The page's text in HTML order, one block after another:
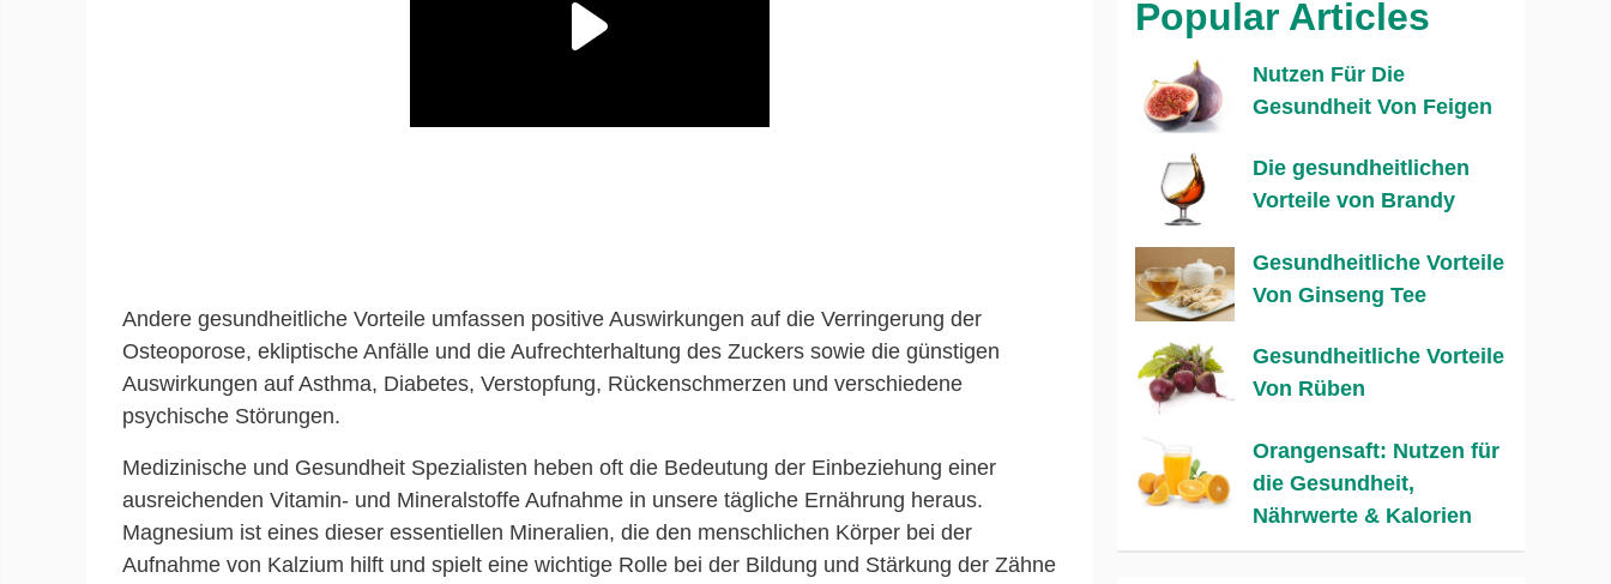
Andere gesundheitliche Vorteile umfassen positive Auswirkungen auf die Verringerung der
Osteoporose, ekliptische Anfälle und die Aufrechterhaltung des Zuckers sowie die günstigen
Auswirkungen auf Asthma, Diabetes, Verstopfung, Rückenschmerzen und verschiedene
psychische Störungen.
Medizinische und Gesundheit Spezialisten heben oft die Bedeutung der Einbeziehung einer
ausreichenden Vitamin- und Mineralstoffe Aufnahme in unsere tägliche Ernährung heraus.
Magnesium ist eines dieser essentiellen Mineralien, die den menschlichen Körper bei der
Aufnahme von Kalzium hilft und spielt eine wichtige Rolle bei der Bildung und Stärkung der Zähne
Popular Articles
Nutzen Für Die
Gesundheit Von Feigen
Die gesundheitlichen
Vorteile von Brandy
Gesundheitliche Vorteile
Von Ginseng Tee
Gesundheitliche Vorteile
Von Rüben
Orangensaft: Nutzen für
die Gesundheit,
Nährwerte & Kalorien